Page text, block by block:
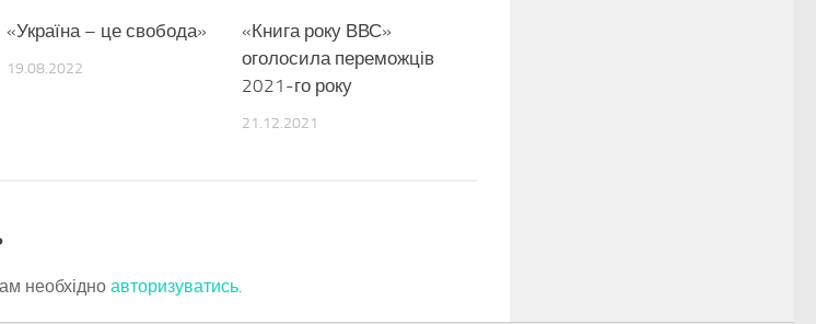
«Україна – це свобода»
19.08.2022
«Книга року ВВС»
оголосила переможців
2021-го року
21.12.2021
необхідно авторизуватись.